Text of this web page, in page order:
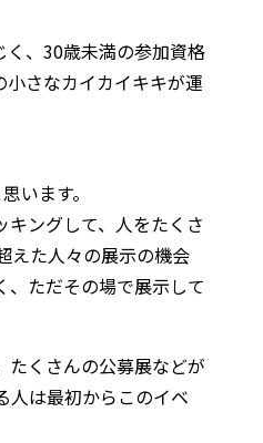
、30歳未満の参加資格
さなカイカイキキが運
います。
ングして、人をたくさ
えた人々の展示の機会
、ただその場で展示して
たくさんの公募展などが
人は最初からこのイベ